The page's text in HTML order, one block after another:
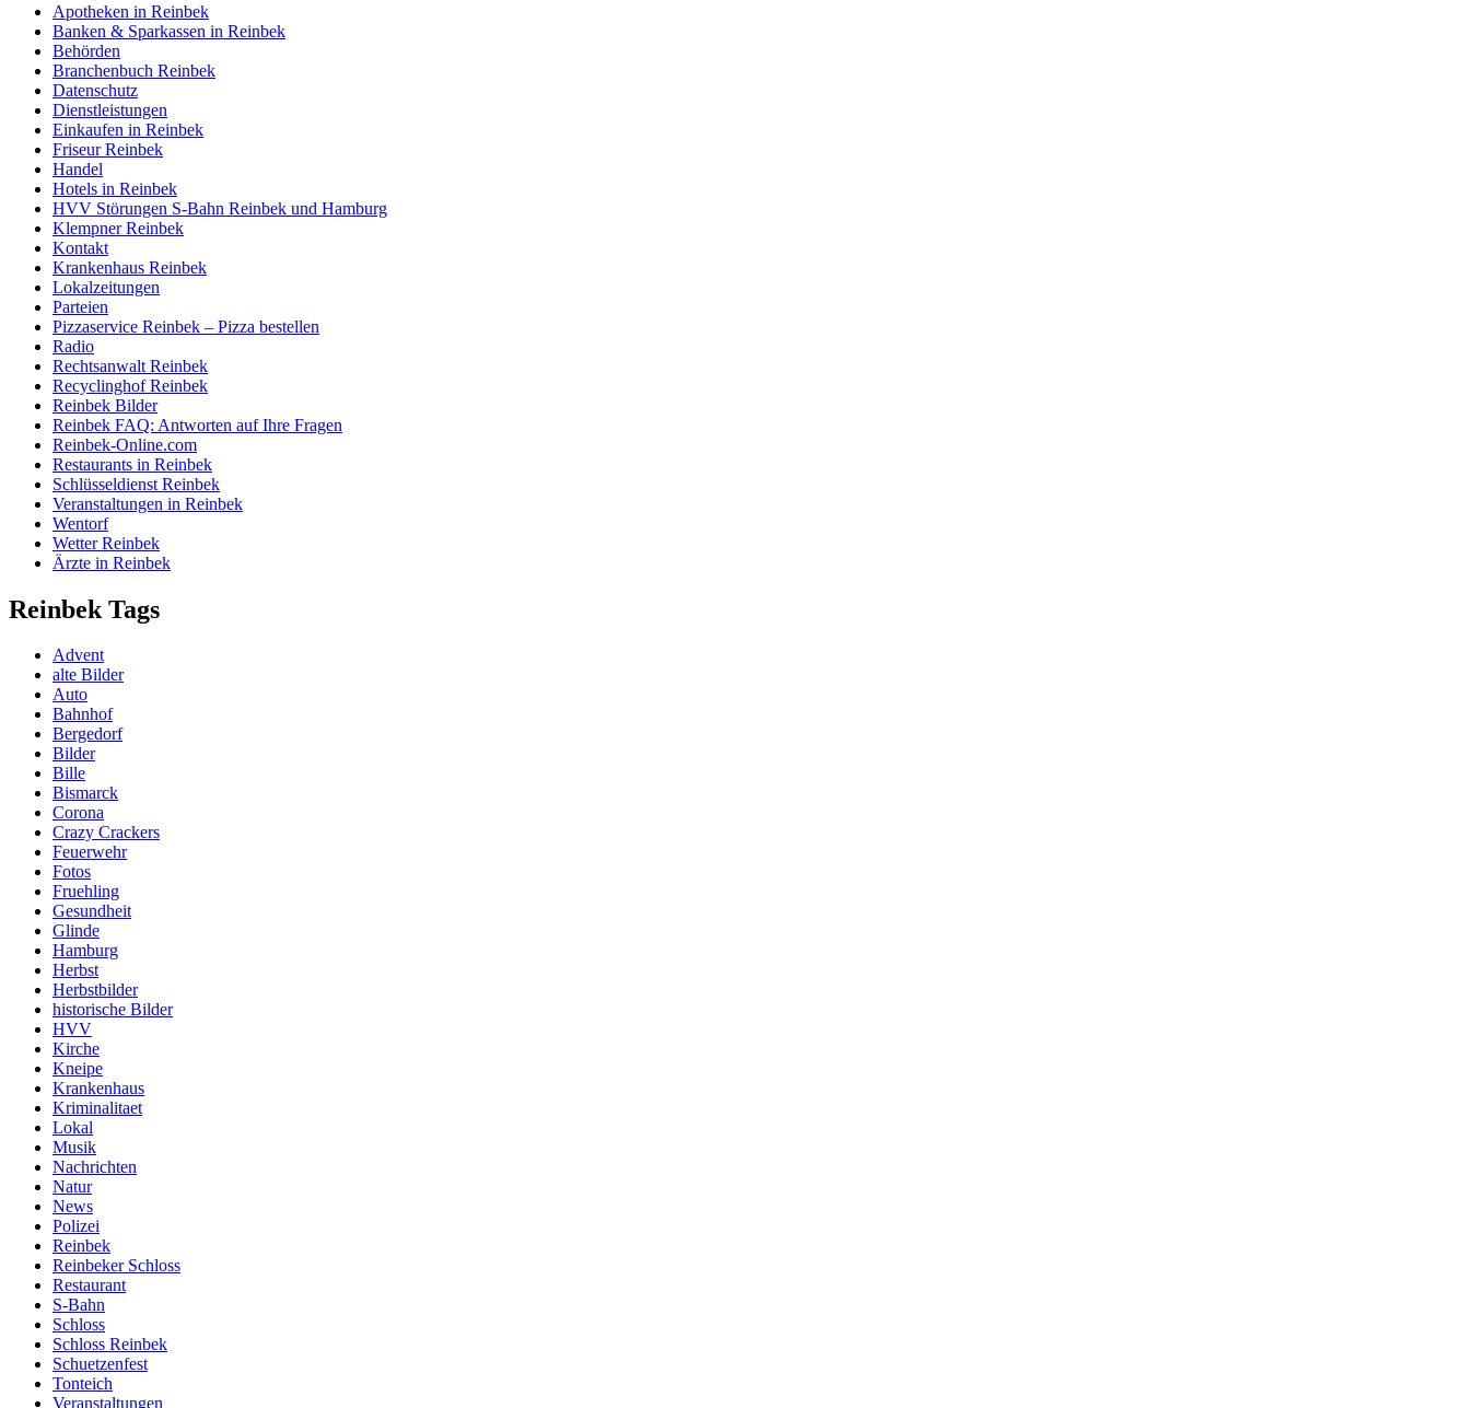
Apotheken in Reinbek
Banken & Sparkassen in Reinbek
Behörden
Branchenbuch Reinbek
Datenschutz
Dienstleistungen
Einkaufen in Reinbek
Friseur Reinbek
Handel
Hotels in Reinbek
HVV Störungen S-Bahn Reinbek und Hamburg
Klempner Reinbek
Kontakt
Krankenhaus Reinbek
Lokalzeitungen
Parteien
Pizzaservice Reinbek – Pizza bestellen
Radio
Rechtsanwalt Reinbek
Recyclinghof Reinbek
Reinbek Bilder
Reinbek FAQ: Antworten auf Ihre Fragen
Reinbek-Online.com
Restaurants in Reinbek
Schlüsseldienst Reinbek
Veranstaltungen in Reinbek
Wentorf
Wetter Reinbek
Ärzte in Reinbek
Reinbek Tags
Advent
alte Bilder
Auto
Bahnhof
Bergedorf
Bilder
Bille
Bismarck
Corona
Crazy Crackers
Feuerwehr
Fotos
Fruehling
Gesundheit
Glinde
Hamburg
Herbst
Herbstbilder
historische Bilder
HVV
Kirche
Kneipe
Krankenhaus
Kriminalitaet
Lokal
Musik
Nachrichten
Natur
News
Polizei
Reinbek
Reinbeker Schloss
Restaurant
S-Bahn
Schloss
Schloss Reinbek
Schuetzenfest
Tonteich
Veranstaltungen